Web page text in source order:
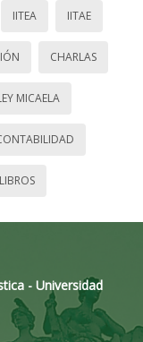
IITEA IITAE
CHARLAS
MICAELA
LIBROS
- Universidad